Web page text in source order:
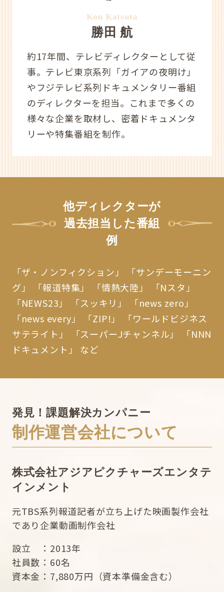
Kou Katsuta
勝田 航
約17年間、テレビディレクターとして従
事。テレビ東京系列「ガイアの夜明け」
やフジテレビ系列ドキュメンタリー番組
のディレクターを担当。これまで多くの
様々な企業を取材し、密着ドキュメンタ
リーや特集番組を制作。
他ディレクターが
過去担当した番組
例
「ザ・ノンフィクション」
「サンデーモーニン
グ」
「報道特集」 「情熱大陸」
「Nスタ」
「NEWS23」
「スッキリ」
「news zero」
「news every」
「ZIP!」
「ワールドビジネス
サテライト」
「スーパーJチャンネル」
「NNN
ドキュメント」
など
発見！課題解決カンパニー
制作運営会社について
株式会社アジアピクチャーズエンタテ
インメント
元TBS系列報道記者が立ち上げた映画製作会社
であり企業動画制作会社
設立
2013年
社員数
60名
資本金
7,880万円（資本準備金含む）